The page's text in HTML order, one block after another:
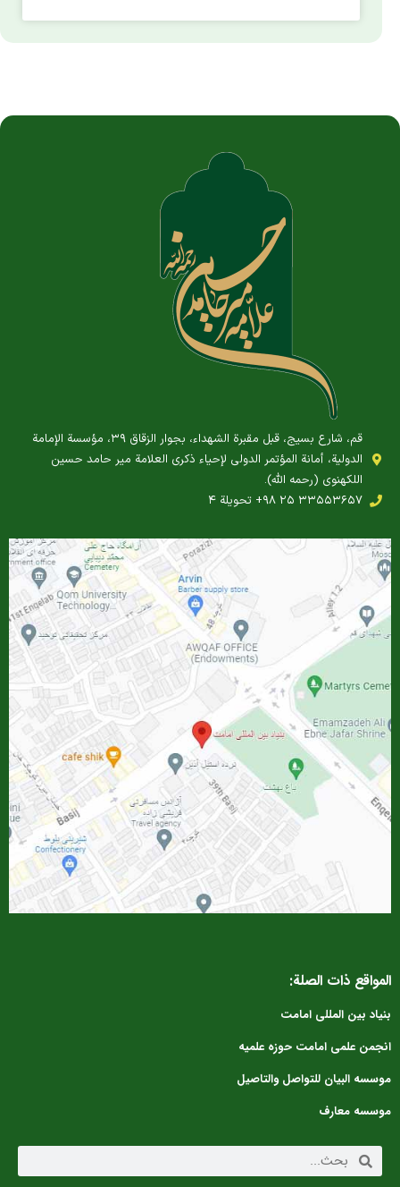
قم، شارع بسيج، قبل مقبرة الشهداء، بجوار الزقاق ۳۹، مؤسسة الإمامة
الدولية، أمانة المؤتمر الدولي لإحياء ذكرى العلامة مير حامد حسين
اللكهنوي (رحمه الله).
‎+۹۸ ۲۵ ۳۳۵۵۳۶۵۷ تحويلة ۴
ذات الصلة:
بین المللی امامت
علمی امامت حوزه علمیه
البیان للتواصل والتاصیل
معارف